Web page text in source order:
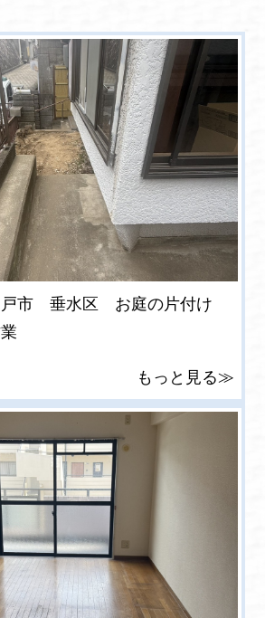
戸市 垂水区 お庭の片付け
もっと見る≫